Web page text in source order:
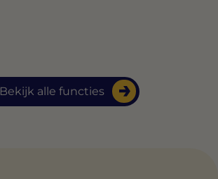
Bekijk alle functies